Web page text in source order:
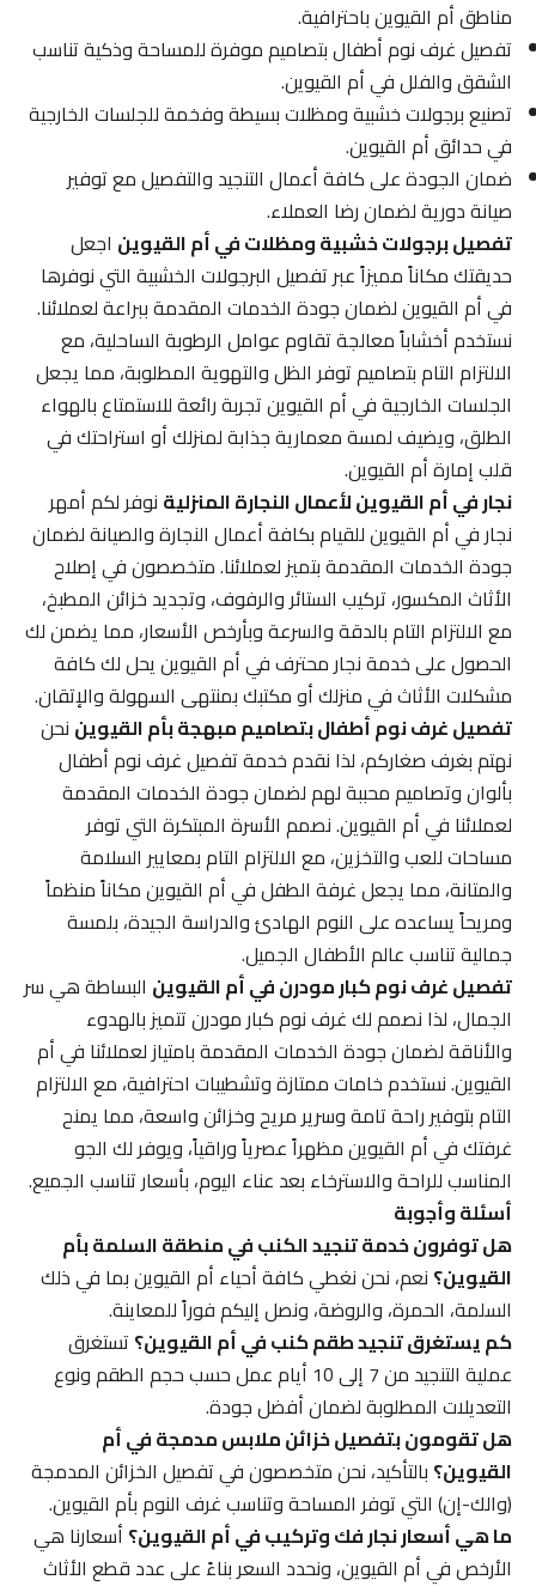
مناطق أم القيوين باحترافية.
تفصيل غرف نوم أطفال بتصاميم موفرة للمساحة وذكية تناسب
الشقق والفلل في أم القيوين.
تصنيع برجولات خشبية ومظلات بسيطة وفخمة للجلسات الخارجية
في حدائق أم القيوين.
ضمان الجودة على كافة أعمال التنجيد والتفصيل مع توفير
صيانة دورية لضمان رضا العملاء.
تفصيل برجولات خشبية ومظلات في أم القيويناجعل
حديقتك مكاناً مميزاً عبر تفصيل البرجولات الخشبية التي نوفرها
في أم القيوين لضمان جودة الخدمات المقدمة ببراعة لعملائنا.
نستخدم أخشاباً معالجة تقاوم عوامل الرطوبة الساحلية، مع
الالتزام التام بتصاميم توفر الظل والتهوية المطلوبة، مما يجعل
الجلسات الخارجية في أم القيوين تجربة رائعة للاستمتاع بالهواء
الطلق، ويضيف لمسة معمارية جذابة لمنزلك أو استراحتك في
قلب إمارة أم القيوين.
نجار في أم القيوين لأعمال النجارة المنزليةنوفر لكم أمهر
نجار في أم القيوين للقيام بكافة أعمال النجارة والصيانة لضمان
جودة الخدمات المقدمة بتميز لعملائنا. متخصصون في إصلاح
الأثاث المكسور، تركيب الستائر والرفوف، وتجديد خزائن المطبخ،
مع الالتزام التام بالدقة والسرعة وبأرخص الأسعار، مما يضمن لك
الحصول على خدمة نجار محترف في أم القيوين يحل لك كافة
مشكلات الأثاث في منزلك أو مكتبك بمنتهى السهولة والإتقان.
تفصيل غرف نوم أطفال بتصاميم مبهجة بأم القيويننحن
نهتم بغرف صغاركم، لذا نقدم خدمة تفصيل غرف نوم أطفال
بألوان وتصاميم محببة لهم لضمان جودة الخدمات المقدمة
لعملائنا في أم القيوين. نصمم الأسرة المبتكرة التي توفر
مساحات للعب والتخزين، مع الالتزام التام بمعايير السلامة
والمتانة، مما يجعل غرفة الطفل في أم القيوين مكاناً منظماً
ومريحاً يساعده على النوم الهادئ والدراسة الجيدة، بلمسة
جمالية تناسب عالم الأطفال الجميل.
تفصيل غرف نوم كبار مودرن في أم القيوينالبساطة هي سر
الجمال، لذا نصمم لك غرف نوم كبار مودرن تتميز بالهدوء
والأناقة لضمان جودة الخدمات المقدمة بامتياز لعملائنا في أم
القيوين. نستخدم خامات ممتازة وتشطيبات احترافية، مع الالتزام
التام بتوفير راحة تامة وسرير مريح وخزائن واسعة، مما يمنح
غرفتك في أم القيوين مظهراً عصرياً وراقياً، ويوفر لك الجو
المناسب للراحة والاسترخاء بعد عناء اليوم، بأسعار تناسب الجميع.
أسئلة وأجوبة
هل توفرون خدمة تنجيد الكنب في منطقة السلمة بأم
القيوين؟نعم، نحن نغطي كافة أحياء أم القيوين بما في ذلك
السلمة، الحمرة، والروضة، ونصل إليكم فوراً للمعاينة.
كم يستغرق تنجيد طقم كنب في أم القيوين؟تستغرق
عملية التنجيد من 7 إلى 10 أيام عمل حسب حجم الطقم ونوع
التعديلات المطلوبة لضمان أفضل جودة.
هل تقومون بتفصيل خزائن ملابس مدمجة في أم
القيوين؟بالتأكيد، نحن متخصصون في تفصيل الخزائن المدمجة
(والك-إن) التي توفر المساحة وتناسب غرف النوم بأم القيوين.
ما هي أسعار نجار فك وتركيب في أم القيوين؟أسعارنا هي
الأرخص في أم القيوين، ونحدد السعر بناءً على عدد قطع الأثاث